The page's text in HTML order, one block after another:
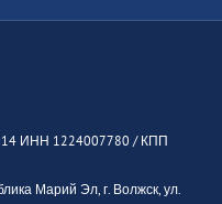
ИНН 1224007780 / КПП
Марий Эл, г. Волжск, ул.